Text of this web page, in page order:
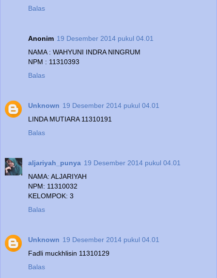
Balas
Anonim 19 Desember 2014 pukul 04.01
NAMA : WAHYUNI INDRA NINGRUM
NPM : 11310393
Balas
Unknown 19 Desember 2014 pukul 04.01
LINDA MUTIARA 11310191
Balas
aljariyah_punya 19 Desember 2014 pukul 04.01
NAMA: ALJARIYAH
NPM: 11310032
KELOMPOK: 3
Balas
Unknown 19 Desember 2014 pukul 04.01
Fadli muckhlisin 11310129
Balas